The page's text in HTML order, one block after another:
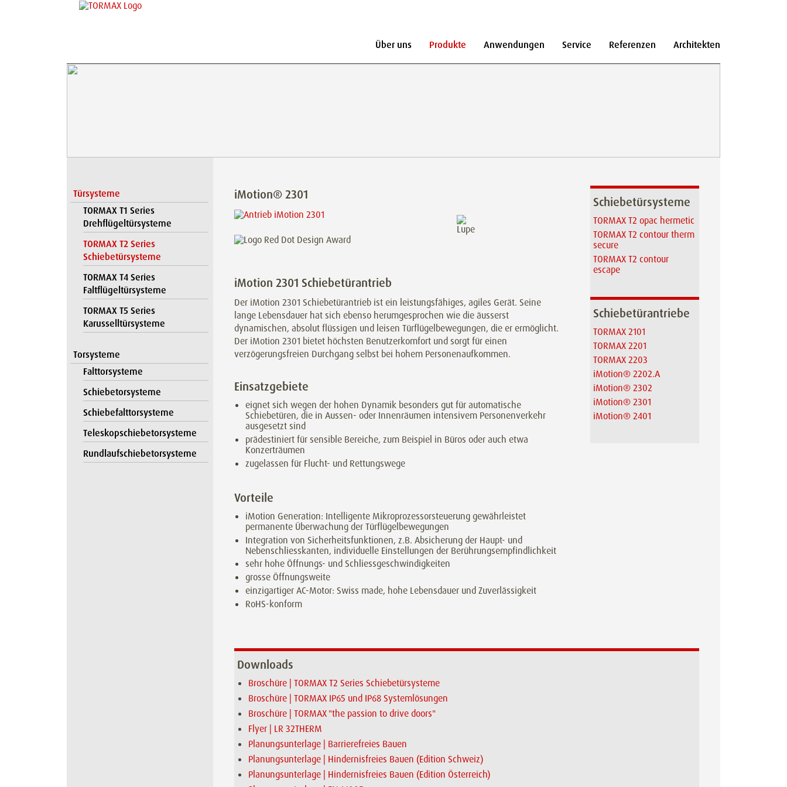
Über uns Produkte Anwendungen Service Referenzen Architekten
Türsysteme
TORMAX T1 Series
Drehflügeltürsysteme
TORMAX T2 Series
Schiebetürsysteme
TORMAX T4 Series
Faltflügeltürsysteme
TORMAX T5 Series
Karusselltürsysteme
Torsysteme
Falttorsysteme
Schiebetorsysteme
Schiebefalttorsysteme
Teleskopschiebetorsysteme
Rundlaufschiebetorsysteme
iMotion® 2301
iMotion 2301 Schiebetürantrieb
Der iMotion 2301 Schiebetürantrieb ist ein leistungsfähiges, agiles Gerät. Seine
lange Lebensdauer hat sich ebenso herumgesprochen wie die äusserst
dynamischen, absolut flüssigen und leisen Türflügelbewegungen, die er ermöglicht.
Der iMotion 2301 bietet höchsten Benutzerkomfort und sorgt für einen
verzögerungsfreien Durchgang selbst bei hohem Personenaufkommen.
Einsatzgebiete
eignet sich wegen der hohen Dynamik besonders gut für automatische
Schiebetüren, die in Aussen- oder Innenräumen intensivem Personenverkehr
ausgesetzt sind
prädestiniert für sensible Bereiche, zum Beispiel in Büros oder auch etwa
Konzerträumen
zugelassen für Flucht- und Rettungswege
Vorteile
iMotion Generation: Intelligente Mikroprozessorsteuerung gewährleistet
permanente Überwachung der Türflügelbewegungen
Integration von Sicherheitsfunktionen, z.B. Absicherung der Haupt- und
Nebenschliesskanten, individuelle Einstellungen der Berührungsempfindlichkeit
sehr hohe Öffnungs- und Schliessgeschwindigkeiten
grosse Öffnungsweite
einzigartiger AC-Motor: Swiss made, hohe Lebensdauer und Zuverlässigkeit
RoHS-konform
Schiebetürsysteme
TORMAX T2 opac hermetic
TORMAX T2 contour therm
secure
TORMAX T2 contour
escape
Schiebetürantriebe
TORMAX 2101
TORMAX 2201
TORMAX 2203
iMotion® 2202.A
iMotion® 2302
iMotion® 2301
iMotion® 2401
Downloads
Broschüre | TORMAX T2 Series Schiebetürsysteme
Broschüre | TORMAX IP65 und IP68 Systemlösungen
Broschüre | TORMAX "the passion to drive doors"
Flyer | LR 32THERM
Planungsunterlage | Barrierefreies Bauen
Planungsunterlage | Hindernisfreies Bauen (Edition Schweiz)
Planungsunterlage | Hindernisfreies Bauen (Edition Österreich)